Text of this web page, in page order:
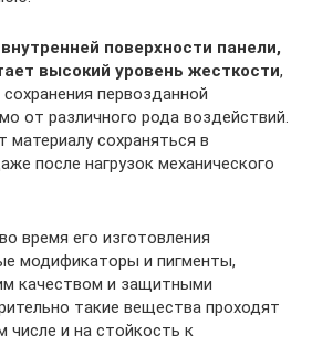
поверхности панели,
высокий уровень жесткости,
первозданной
от различного рода воздействий.
материалу сохраняться в
после нагрузок механического
время его изготовления
модификаторы и пигменты,
качеством и защитными
такие вещества проходят
числе и на стойкость к